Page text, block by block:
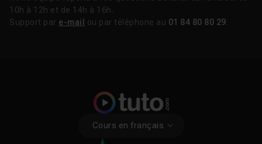
10h à 12h et de 14h à 16h.
Support par e-mail ou par téléphone au 01 84 80 80 29
Cours en français